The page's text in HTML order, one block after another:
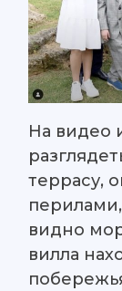
На видео
террасу,
видно
вилла